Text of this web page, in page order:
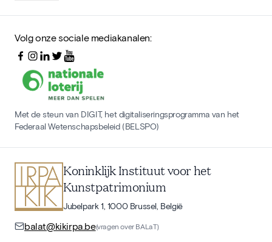
Volg onze sociale mediakanalen:
Met de steun van DIGIT, het digitaliseringsprogramma van het
Federaal Wetenschapsbeleid (BELSPO)
Koninklijk Instituut voor het
Kunstpatrimonium
Jubelpark 1, 1000 Brussel, België
balat@kikirpa.be(vragen over BALaT)